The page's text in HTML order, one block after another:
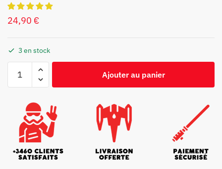
24,90 €
3 en stock
Ajouter au panier